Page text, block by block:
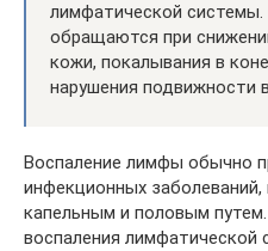
лимфатической системы.
обращаются при
кожи, покалывания в
нарушения подвижности
Воспаление лимфы обычно
инфекционных
капельным и половым
воспаления лимфатической